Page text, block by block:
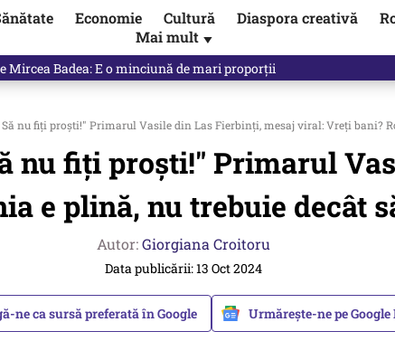
Economie Cultură Diaspora creativă
Mai mult ▼
ne dă răspunsul
nu fiți proști!" Primarul Vasile din Las Fierbinți, mesaj viral: Vreți bani?
nu fiți proști!" Primarul
e plină, nu trebuie decât
Autor:Giorgiana Croitoru
Data publicării: 13 Oct 2024
ne ca sursă preferată în Google Urmărește-ne pe Google